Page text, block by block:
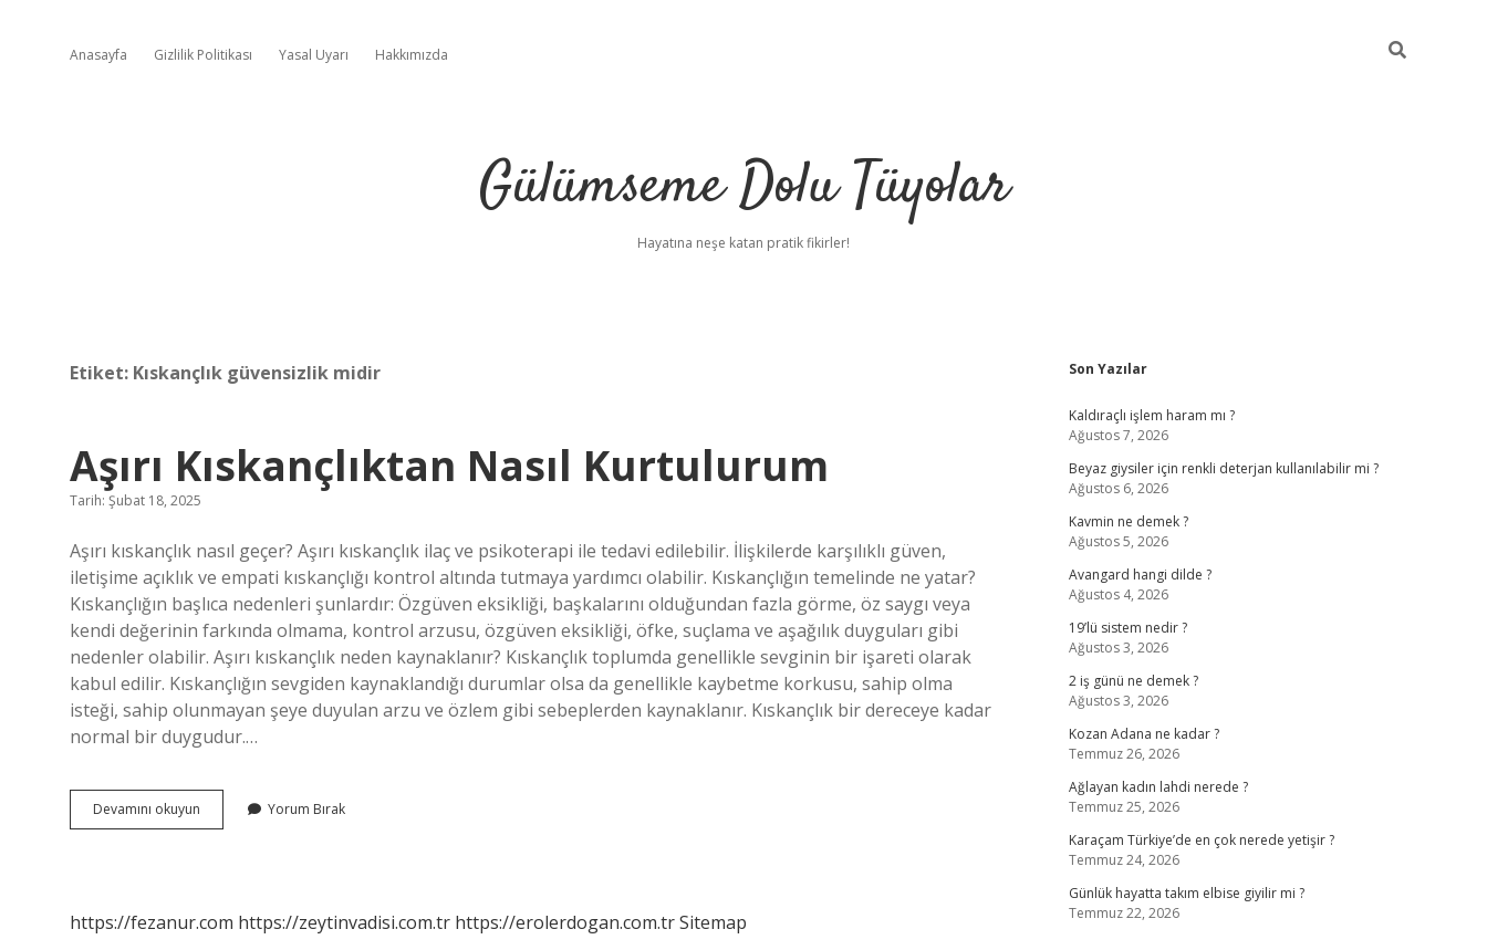
Anasayfa Gizlilik Politikası Yasal Uyarı Hakkımızda
Gülümseme Dolu Tüyolar
Hayatına neşe katan pratik fikirler!
Etiket: Kıskançlık güvensizlik midir
Aşırı Kıskançlıktan Nasıl Kurtulurum
Tarih: Şubat 18, 2025
Aşırı kıskançlık nasıl geçer? Aşırı kıskançlık ilaç ve psikoterapi ile tedavi edilebilir. İlişkilerde karşılıklı güven,
iletişime açıklık ve empati kıskançlığı kontrol altında tutmaya yardımcı olabilir. Kıskançlığın temelinde ne yatar?
Kıskançlığın başlıca nedenleri şunlardır: Özgüven eksikliği, başkalarını olduğundan fazla görme, öz saygı veya
kendi değerinin farkında olmama, kontrol arzusu, özgüven eksikliği, öfke, suçlama ve aşağılık duyguları gibi
nedenler olabilir. Aşırı kıskançlık neden kaynaklanır? Kıskançlık toplumda genellikle sevginin bir işareti olarak
kabul edilir. Kıskançlığın sevgiden kaynaklandığı durumlar olsa da genellikle kaybetme korkusu, sahip olma
isteği, sahip olunmayan şeye duyulan arzu ve özlem gibi sebeplerden kaynaklanır. Kıskançlık bir dereceye kadar
normal bir duygudur.…
Devamını okuyun
Kıskançlıktan
Yorum Bırak
https://fezanur.com https://zeytinvadisi.com.tr https://erolerdogan.com.trSitemap
Sidebar
Son Yazılar
Kaldıraçlı işlem haram mı ?
Ağustos 7, 2026
Beyaz giysiler için renkli deterjan kullanılabilir mi ?
Ağustos 6, 2026
Kavmin ne demek ?
Ağustos 5, 2026
Avangard hangi dilde ?
Ağustos 4, 2026
19’lü sistem nedir ?
Ağustos 3, 2026
2 iş günü ne demek ?
Ağustos 3, 2026
Kozan Adana ne kadar ?
Temmuz 26, 2026
Ağlayan kadın lahdi nerede ?
Temmuz 25, 2026
Karaçam Türkiye’de en çok nerede yetişir ?
Temmuz 24, 2026
Günlük hayatta takım elbise giyilir mi ?
Temmuz 22, 2026
ilbet yeni giriş